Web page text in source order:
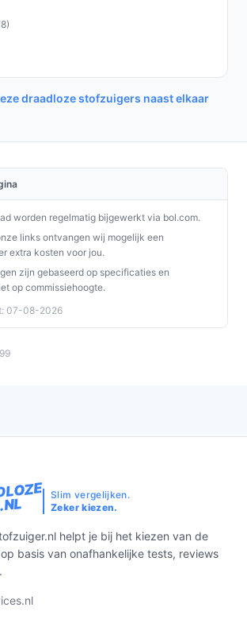
efficiënte oplossing voor iedereen die
krachtige, draadloze stofzuiger die
om dierenharen te verwijderen.
gebruik en praktische voordelen is
keuze voor elk huishouden.
draadloze stofzuigers naast elkaar
worden regelmatig bijgewerkt via bol.com.
links ontvangen wij mogelijk een
extra kosten voor jou.
zijn gebaseerd op specificaties en
op commissiehoogte.
07-08-2026
Slim vergelijken.
Zeker kiezen.
helpt je bij het kiezen van de
basis van onafhankelijke tests, reviews